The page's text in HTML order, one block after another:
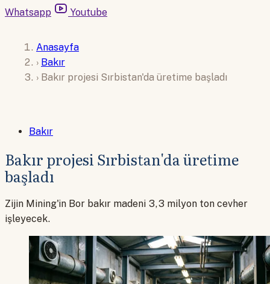
Whatsapp
Youtube
Anasayfa
› Bakır
› Bakır projesi Sırbistan'da üretime başladı
Bakır
Bakır projesi Sırbistan'da üretime
başladı
Zijin Mining'in Bor bakır madeni 3,3 milyon ton cevher
işleyecek.